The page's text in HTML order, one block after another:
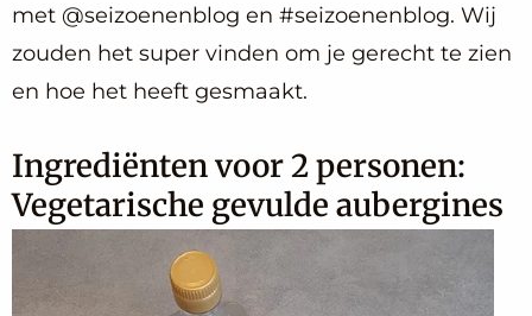
met @seizoenenblog en #seizoenenblog. Wij
zouden het super vinden om je gerecht te zien
en hoe het heeft gesmaakt.
Ingrediënten voor 2 personen:
Vegetarische gevulde aubergines